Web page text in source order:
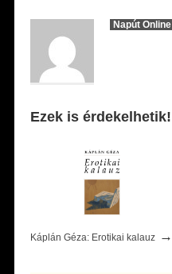
Napút Online
Ezek is érdekelhetik!
Káplán Géza: Erotikai kalauz→